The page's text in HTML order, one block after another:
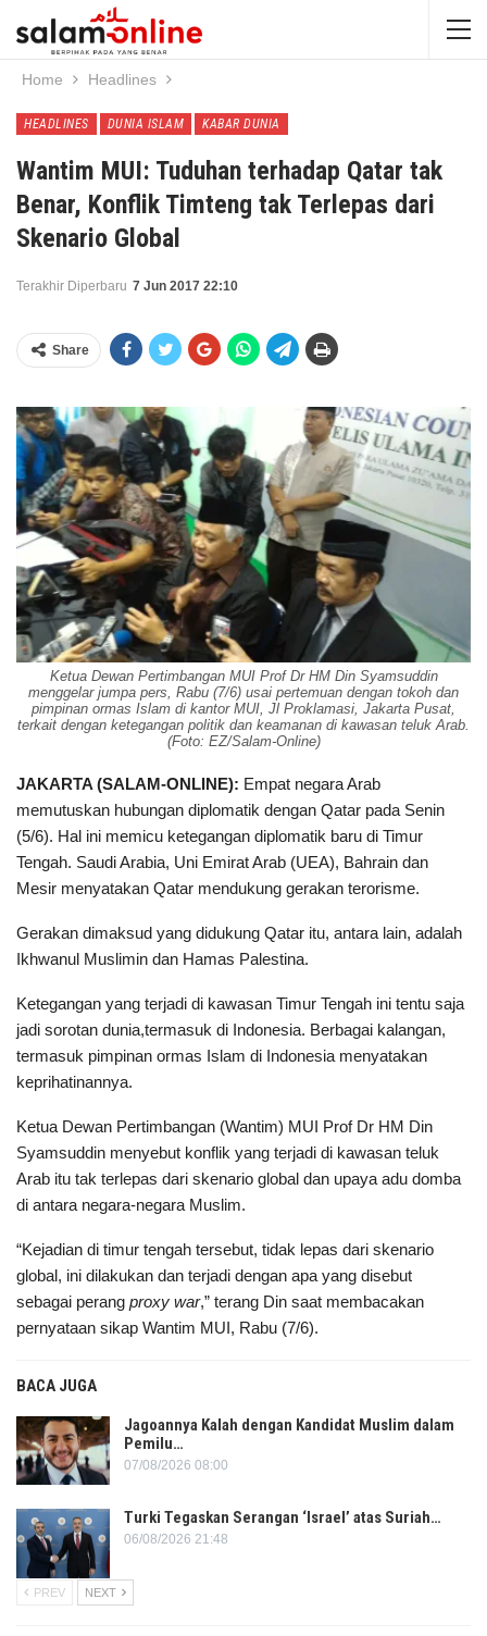
Home Headlines
HEADLINES DUNIA ISLAM KABAR DUNIA
Wantim MUI: Tuduhan terhadap Qatar tak
Benar, Konflik Timteng tak Terlepas dari
Skenario Global
Terakhir Diperbaru 7 Jun 2017 22:10
Share
Ketua Dewan Pertimbangan MUI Prof Dr HM Din Syamsuddin
menggelar jumpa pers, Rabu (7/6) usai pertemuan dengan tokoh dan
pimpinan ormas Islam di kantor MUI, Jl Proklamasi, Jakarta Pusat,
terkait dengan ketegangan politik dan keamanan di kawasan teluk Arab.
(Foto: EZ/Salam-Online)
JAKARTA (SALAM-ONLINE): Empat negara Arab
memutuskan hubungan diplomatik dengan Qatar pada Senin
(5/6). Hal ini memicu ketegangan diplomatik baru di Timur
Tengah. Saudi Arabia, Uni Emirat Arab (UEA), Bahrain dan
Mesir menyatakan Qatar mendukung gerakan terorisme.
Gerakan dimaksud yang didukung Qatar itu, antara lain, adalah
Ikhwanul Muslimin dan Hamas Palestina.
Ketegangan yang terjadi di kawasan Timur Tengah ini tentu saja
jadi sorotan dunia,termasuk di Indonesia. Berbagai kalangan,
termasuk pimpinan ormas Islam di Indonesia menyatakan
keprihatinannya.
Ketua Dewan Pertimbangan (Wantim) MUI Prof Dr HM Din
Syamsuddin menyebut konflik yang terjadi di kawasan teluk
Arab itu tak terlepas dari skenario global dan upaya adu domba
di antara negara-negara Muslim.
“Kejadian di timur tengah tersebut, tidak lepas dari skenario
global, ini dilakukan dan terjadi dengan apa yang disebut
sebagai perang proxy war,” terang Din saat membacakan
pernyataan sikap Wantim MUI, Rabu (7/6).
BACA JUGA
Jagoannya Kalah dengan Kandidat Muslim dalam
Pemilu…
07/08/2026 08:00
Turki Tegaskan Serangan ‘Israel’ atas Suriah…
06/08/2026 21:48
PREV NEXT